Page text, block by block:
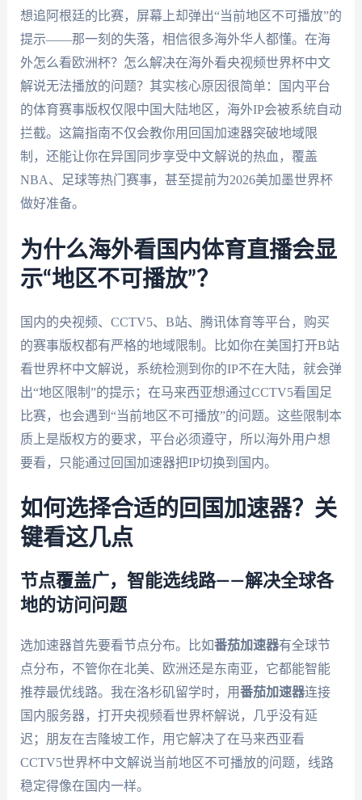
想追阿根廷的比赛，屏幕上却弹出“当前地区不可播放”的
提示——那一刻的失落，相信很多海外华人都懂。在海
外怎么看欧洲杯？怎么解决在海外看央视频世界杯中文
解说无法播放的问题？其实核心原因很简单：国内平台
的体育赛事版权仅限中国大陆地区，海外IP会被系统自动
拦截。这篇指南不仅会教你用回国加速器突破地域限
制，还能让你在异国同步享受中文解说的热血，覆盖
NBA、足球等热门赛事，甚至提前为2026美加墨世界杯
做好准备。
为什么海外看国内体育直播会显
示“地区不可播放”？
国内的央视频、CCTV5、B站、腾讯体育等平台，购买
的赛事版权都有严格的地域限制。比如你在美国打开B站
看世界杯中文解说，系统检测到你的IP不在大陆，就会弹
出“地区限制”的提示；在马来西亚想通过CCTV5看国足
比赛，也会遇到“当前地区不可播放”的问题。这些限制本
质上是版权方的要求，平台必须遵守，所以海外用户想
要看，只能通过回国加速器把IP切换到国内。
如何选择合适的回国加速器？关
键看这几点
节点覆盖广，智能选线路——解决全球各
地的访问问题
选加速器首先要看节点分布。比如番茄加速器有全球节
点分布，不管你在北美、欧洲还是东南亚，它都能智能
推荐最优线路。我在洛杉矶留学时，用番茄加速器连接
国内服务器，打开央视频看世界杯解说，几乎没有延
迟；朋友在吉隆坡工作，用它解决了在马来西亚看
CCTV5世界杯中文解说当前地区不可播放的问题，线路
稳定得像在国内一样。